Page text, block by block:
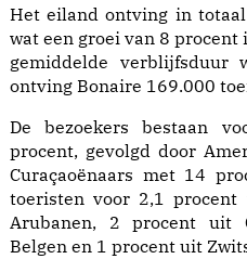
Het eiland ontving in
wat een groei van 8 procent
gemiddelde verblijfsduur
ontving Bonaire 169.000
De bezoekers bestaan
procent, gevolgd door
Curaçaoënaars met 14
toeristen voor 2,1
Arubanen, 2 procent uit
Belgen en 1 procent uit